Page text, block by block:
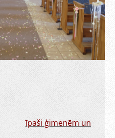
īpaši ģimenēm un